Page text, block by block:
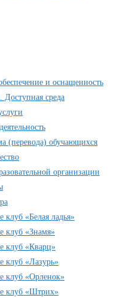
и оснащенность
Доступная среда
(перевода) обучающихся
организации
клуб «Белая ладья»
клуб «Знамя»
клуб «Кварц»
клуб «Лазурь»
клуб «Орленок»
клуб «Штрих»